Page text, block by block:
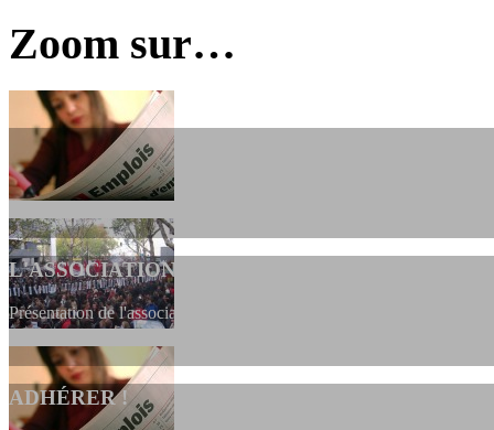
Zoom sur…
L'ASSOCIATION
Présentation de l'association et de sa charte qui encadre nos actions
ADHÉRER !